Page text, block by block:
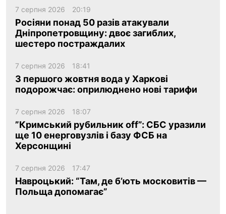
7 серпня 2026 20:19
Росіяни понад 50 разів атакували
Дніпропетровщину: двоє загиблих,
шестеро постраждалих
7 серпня 2026 18:41
З першого жовтня вода у Харкові
подорожчає: оприлюднено нові тарифи
7 серпня 2026 18:07
”Кримський рубильник off”: СБС уразили
ще 10 енерговузлів і базу ФСБ на
Херсонщині
7 серпня 2026 17:47
Навроцький: “Там, де б’ють московитів —
Польща допомагає”